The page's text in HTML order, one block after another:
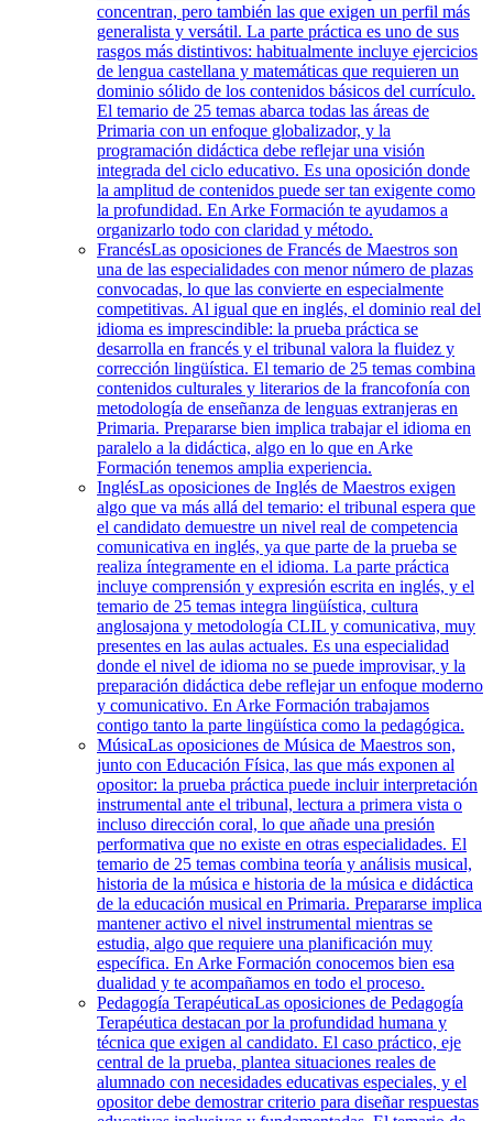
concentran, pero también las que exigen un perfil más
generalista y versátil. La parte práctica es uno de sus
rasgos más distintivos: habitualmente incluye ejercicios
de lengua castellana y matemáticas que requieren un
dominio sólido de los contenidos básicos del currículo.
El temario de 25 temas abarca todas las áreas de
Primaria con un enfoque globalizador, y la
programación didáctica debe reflejar una visión
integrada del ciclo educativo. Es una oposición donde
la amplitud de contenidos puede ser tan exigente como
la profundidad. En Arke Formación te ayudamos a
organizarlo todo con claridad y método.
FrancésLas oposiciones de Francés de Maestros son
una de las especialidades con menor número de plazas
convocadas, lo que las convierte en especialmente
competitivas. Al igual que en inglés, el dominio real del
idioma es imprescindible: la prueba práctica se
desarrolla en francés y el tribunal valora la fluidez y
corrección lingüística. El temario de 25 temas combina
contenidos culturales y literarios de la francofonía con
metodología de enseñanza de lenguas extranjeras en
Primaria. Prepararse bien implica trabajar el idioma en
paralelo a la didáctica, algo en lo que en Arke
Formación tenemos amplia experiencia.
InglésLas oposiciones de Inglés de Maestros exigen
algo que va más allá del temario: el tribunal espera que
el candidato demuestre un nivel real de competencia
comunicativa en inglés, ya que parte de la prueba se
realiza íntegramente en el idioma. La parte práctica
incluye comprensión y expresión escrita en inglés, y el
temario de 25 temas integra lingüística, cultura
anglosajona y metodología CLIL y comunicativa, muy
presentes en las aulas actuales. Es una especialidad
donde el nivel de idioma no se puede improvisar, y la
preparación didáctica debe reflejar un enfoque moderno
y comunicativo. En Arke Formación trabajamos
contigo tanto la parte lingüística como la pedagógica.
MúsicaLas oposiciones de Música de Maestros son,
junto con Educación Física, las que más exponen al
opositor: la prueba práctica puede incluir interpretación
instrumental ante el tribunal, lectura a primera vista o
incluso dirección coral, lo que añade una presión
performativa que no existe en otras especialidades. El
temario de 25 temas combina teoría y análisis musical,
historia de la música e historia de la música e didáctica
de la educación musical en Primaria. Prepararse implica
mantener activo el nivel instrumental mientras se
estudia, algo que requiere una planificación muy
específica. En Arke Formación conocemos bien esa
dualidad y te acompañamos en todo el proceso.
Pedagogía TerapéuticaLas oposiciones de Pedagogía
Terapéutica destacan por la profundidad humana y
técnica que exigen al candidato. El caso práctico, eje
central de la prueba, plantea situaciones reales de
alumnado con necesidades educativas especiales, y el
opositor debe demostrar criterio para diseñar respuestas